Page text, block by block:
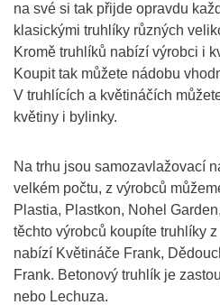
na své si tak přijde opravdu
klasickými truhlíky různých
Kromě truhlíků nabízí výrobci i
Koupit tak můžete nádobu
V truhlících a květináčích
květiny i bylinky.
Na trhu jsou samozavlažovací
velkém počtu, z výrobců
Plastia, Plastkon, Nohel
těchto výrobců koupíte truhlíky
nabízí Květináče Frank,
Frank. Betonový truhlík je
nebo Lechuza.